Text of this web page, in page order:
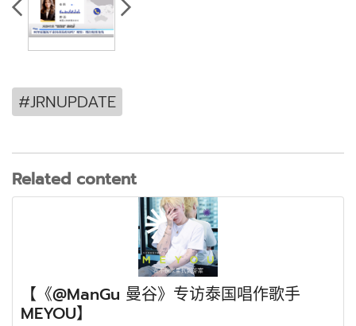
#JRNUPDATE
Related content
【《@ManGu 曼谷》专访泰国唱作歌手
MEYOU】